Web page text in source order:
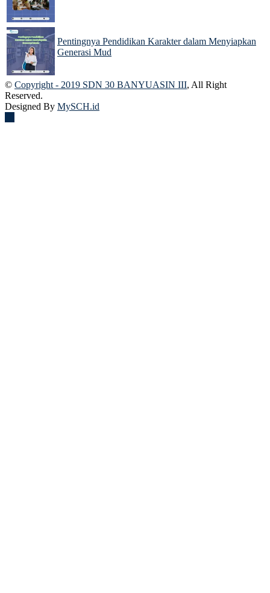
Pentingnya Pendidikan Karakter dalam Menyiapkan
Generasi Mud
© Copyright - 2019 SDN 30 BANYUASIN III, All Right
Reserved.
Designed By MySCH.id